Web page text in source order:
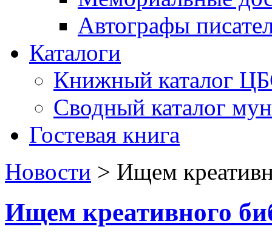
Автографы
Каталоги
Книжный каталог
Сводный каталог
Гостевая книга
Новости > Ищем
Ищем креативного